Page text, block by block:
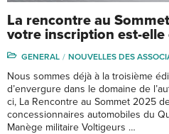
La rencontre au
votre inscription est-elle
GENERAL NOUVELLES DES
Nous sommes déjà à la troisième
d’envergure dans le domaine de
ci, La Rencontre au Sommet 2025
concessionnaires automobiles du
Manège militaire Voltigeurs …